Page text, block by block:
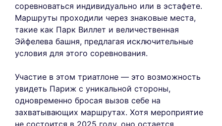
соревноваться индивидуально или в эстафете.
Маршруты проходили через знаковые места,
такие как Парк Виллет и величественная
Эйфелева башня, предлагая исключительные
условия для этого соревнования.
Участие в этом триатлоне — это возможность
увидеть Париж с уникальной стороны,
одновременно бросая вызов себе на
захватывающих маршрутах. Хотя мероприятие
не состоится в 2025 году, оно остается